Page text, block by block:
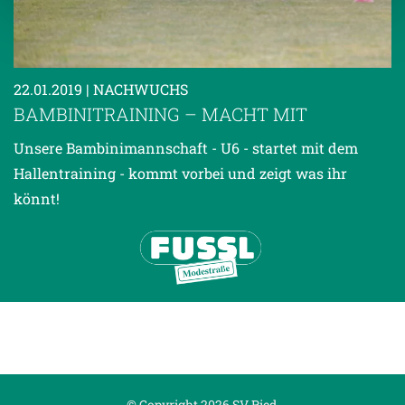
Weitere Details, insbesondere zu Speicherdauer und
Empfänger entnehmen Sie unserer
Datenschutzerklärung.
22.01.2019 | NACHWUCHS
BAMBINITRAINING – MACHT MIT
Unsere Bambinimannschaft - U6 - startet mit dem
Hallentraining - kommt vorbei und zeigt was ihr
könnt!